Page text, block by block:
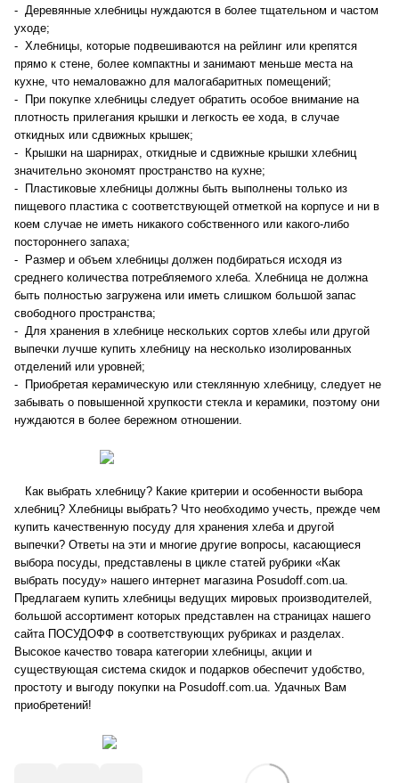
- Деревянные хлебницы нуждаются в более тщательном и частом
уходе;
- Хлебницы, которые подвешиваются на рейлинг или крепятся
прямо к стене, более компактны и занимают меньше места на
кухне, что немаловажно для малогабаритных помещений;
- При покупке хлебницы следует обратить особое внимание на
плотность прилегания крышки и легкость ее хода, в случае
откидных или сдвижных крышек;
- Крышки на шарнирах, откидные и сдвижные крышки хлебниц
значительно экономят пространство на кухне;
- Пластиковые хлебницы должны быть выполнены только из
пищевого пластика с соответствующей отметкой на корпусе и ни в
коем случае не иметь никакого собственного или какого-либо
постороннего запаха;
- Размер и объем хлебницы должен подбираться исходя из
среднего количества потребляемого хлеба. Хлебница не должна
быть полностью загружена или иметь слишком большой запас
свободного пространства;
- Для хранения в хлебнице нескольких сортов хлебы или другой
выпечки лучше купить хлебницу на несколько изолированных
отделений или уровней;
- Приобретая керамическую или стеклянную хлебницу, следует не
забывать о повышенной хрупкости стекла и керамики, поэтому они
нуждаются в более бережном отношении.
Как выбрать хлебницу? Какие критерии и особенности выбора
хлебниц? Хлебницы выбрать? Что необходимо учесть, прежде чем
купить качественную посуду для хранения хлеба и другой
выпечки? Ответы на эти и многие другие вопросы, касающиеся
выбора посуды, представлены в цикле статей рубрики «Как
выбрать посуду» нашего интернет магазина Posudoff.com.ua.
Предлагаем купить хлебницы ведущих мировых производителей,
большой ассортимент которых представлен на страницах нашего
сайта ПОСУДОФФ в соответствующих рубриках и разделах.
Высокое качество товара категории хлебницы, акции и
существующая система скидок и подарков обеспечит удобство,
простоту и выгоду покупки на Posudoff.com.ua. Удачных Вам
приобретений!